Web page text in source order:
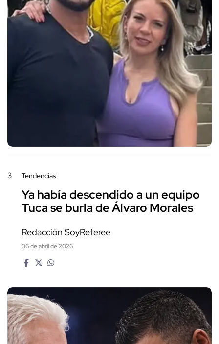
3 Tendencias
Ya había descendido a un equipo
Tuca se burla de Álvaro Morales
Redacción SoyReferee
06 de abril de 2026